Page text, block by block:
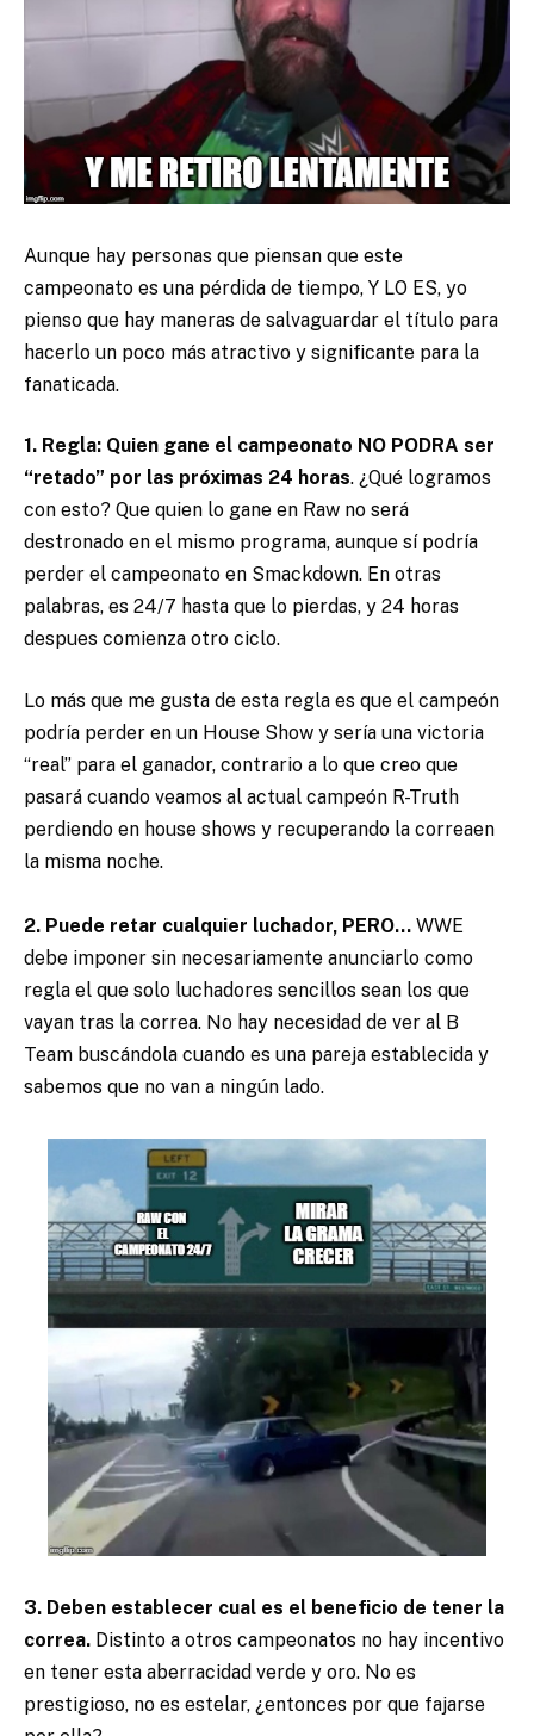
Aunque hay personas que piensan que este
campeonato es una pérdida de tiempo, Y LO ES, yo
pienso que hay maneras de salvaguardar el título para
hacerlo un poco más atractivo y significante para la
fanaticada.
1. Regla: Quien gane el campeonato NO PODRA ser
“retado” por las próximas 24 horas. ¿Qué logramos
con esto? Que quien lo gane en Raw no será
destronado en el mismo programa, aunque sí podría
perder el campeonato en Smackdown. En otras
palabras, es 24/7 hasta que lo pierdas, y 24 horas
despues comienza otro ciclo.
Lo más que me gusta de esta regla es que el campeón
podría perder en un House Show y sería una victoria
“real” para el ganador, contrario a lo que creo que
pasará cuando veamos al actual campeón R-Truth
perdiendo en house shows y recuperando la correaen
la misma noche.
2. Puede retar cualquier luchador, PERO… WWE
debe imponer sin necesariamente anunciarlo como
regla el que solo luchadores sencillos sean los que
vayan tras la correa. No hay necesidad de ver al B
Team buscándola cuando es una pareja establecida y
sabemos que no van a ningún lado.
3. Deben establecer cual es el beneficio de tener la
correa. Distinto a otros campeonatos no hay incentivo
en tener esta aberracidad verde y oro. No es
prestigioso, no es estelar, ¿entonces por que fajarse